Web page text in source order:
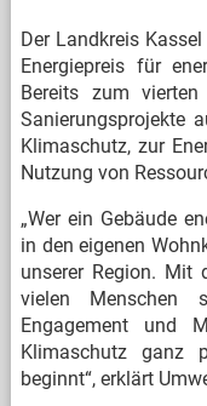
Der Landkreis
Energiepreis für
Bereits zum
Sanierungsprojekte
Klimaschutz, zur
Nutzung von
„Wer ein Gebäude
in den eigenen
unserer Region. Mit
vielen Menschen
Engagement und
Klimaschutz ganz
beginnt“, erklärt